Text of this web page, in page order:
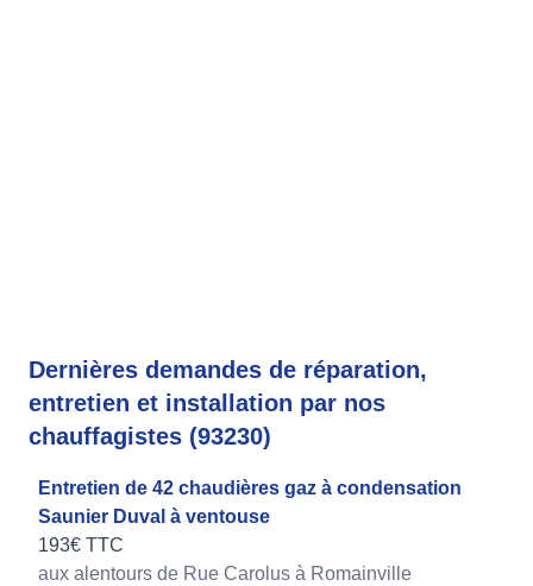
Dernières demandes de réparation,
entretien et installation par nos
chauffagistes (93230)
Entretien de 42 chaudières gaz à condensation
Saunier Duval à ventouse
193€ TTC
aux alentours de Rue Carolus à Romainville